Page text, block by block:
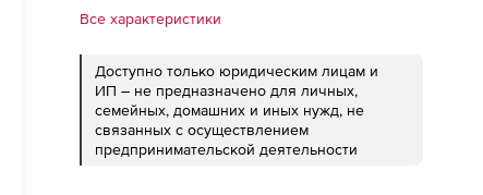
Все характеристики
Доступно только юридическим лицам и
ИП – не предназначено для личных,
семейных, домашних и иных нужд, не
связанных с осуществлением
предпринимательской деятельности